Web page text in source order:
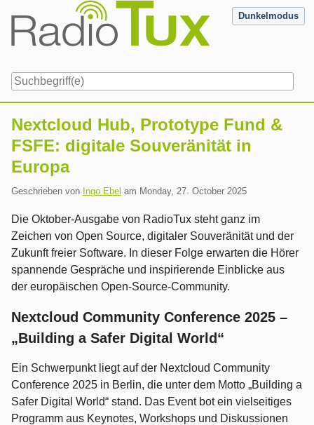
content
Dunkelmodus
Nextcloud Hub, Prototype Fund &
FSFE: digitale Souveränität in
Europa
Geschrieben von Ingo Ebel am Monday, 27. October 2025
Die Oktober-Ausgabe von RadioTux steht ganz im
Zeichen von Open Source, digitaler Souveränität und der
Zukunft freier Software. In dieser Folge erwarten die Hörer
spannende Gespräche und inspirierende Einblicke aus
der europäischen Open-Source-Community.
Nextcloud Community Conference 2025 –
„Building a Safer Digital World“
Ein Schwerpunkt liegt auf der Nextcloud Community
Conference 2025 in Berlin, die unter dem Motto „Building a
Safer Digital World“ stand. Das Event bot ein vielseitiges
Programm aus Keynotes, Workshops und Diskussionen